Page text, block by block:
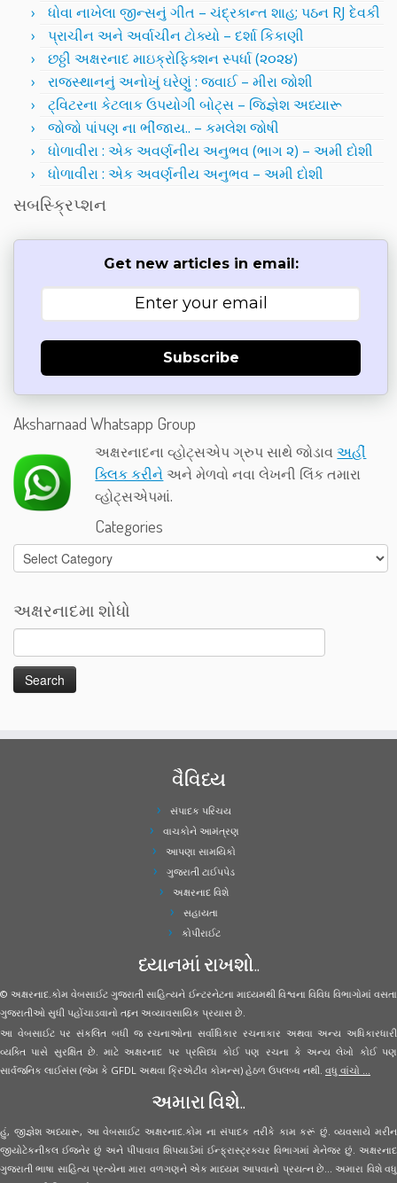
ધોવા નાખેલા જીન્સનું ગીત – ચંદ્રકાન્ત શાહ; પઠન RJ દેવકી
પ્રાચીન અને અર્વાચીન ટોક્યો – દર્શા કિકાણી
છઠ્ઠી અક્ષરનાદ માઇક્રોફિક્શન સ્પર્ધા (૨૦૨૪)
રાજસ્થાનનું અનોખું ઘરેણું : જવાઈ – મીરા જોશી
ટ્વિટરના કેટલાક ઉપયોગી બોટ્સ – જિજ્ઞેશ અધ્યારૂ
જોજો પાંપણ ના ભીંજાય.. – કમલેશ જોષી
ધોળાવીરા : એક અવર્ણનીય અનુભવ (ભાગ ૨) – અમી દોશી
ધોળાવીરા : એક અવર્ણનીય અનુભવ – અમી દોશી
સબસ્ક્રિપ્શન
Get new articles in email:
Subscribe
Aksharnaad Whatsapp Group
અક્ષરનાદના વ્હોટ્સએપ ગ્રુપ સાથે જોડાવઅહીં
ક્લિક કરીને અને મેળવો નવા લેખની લિંક તમારા
વ્હોટ્સએપમાં.
Categories
Categories
અક્ષરનાદમા શોધો
વૈવિધ્ય
સંપાદક પરિચય
વાચકોને આમંત્રણ
આપણા સામયિકો
ગુજરાતી ટાઈપપેડ
અક્ષરનાદ વિશે
સહાયતા
કોપીરાઈટ
ધ્યાનમાં રાખશો..
© અક્ષરનાદ.કોમ વેબસાઈટ ગુજરાતી સાહિત્યને ઈન્ટરનેટના માધ્યમથી વિશ્વના વિવિધ વિભાગોમાં વસતા
ગુજરાતીઓ સુધી પહોંચાડવાનો તદ્દન અવ્યાવસાયિક પ્રયાસ છે.
આ વેબસાઈટ પર સંકલિત બધી જ રચનાઓના સર્વાધિકાર રચનાકાર અથવા અન્ય અધિકારધારી
વ્યક્તિ પાસે સુરક્ષિત છે. માટે અક્ષરનાદ પર પ્રસિધ્ધ કોઈ પણ રચના કે અન્ય લેખો કોઈ પણ
સાર્વજનિક લાઈસંસ (જેમ કે GFDL અથવા ક્રિએટીવ કોમન્સ) હેઠળ ઉપલબ્ધ નથી. વધુ વાંચો ...
અમારા વિશે..
હું, જીજ્ઞેશ અધ્યારૂ, આ વેબસાઈટ અક્ષરનાદ.કોમ ના સંપાદક તરીકે કામ કરૂં છું. વ્યવસાયે મરીન
જીયોટેકનીકલ ઈજનેર છું અને પીપાવાવ શિપયાર્ડમાં ઈન્ફ્રાસ્ટ્રક્ચર વિભાગમાં મેનેજર છું. અક્ષરનાદ
ગુજરાતી ભાષા સાહિત્ય પ્રત્યેના મારા વળગણને એક માધ્યમ આપવાનો પ્રયત્ન છે... અમારા વિશે વધુ